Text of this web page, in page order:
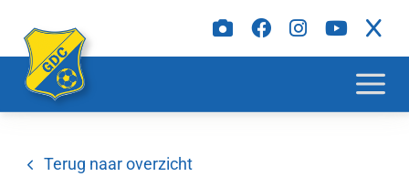
Terug naar overzicht